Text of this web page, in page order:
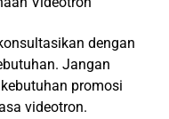
dengan
Jangan
promosi
videotron.